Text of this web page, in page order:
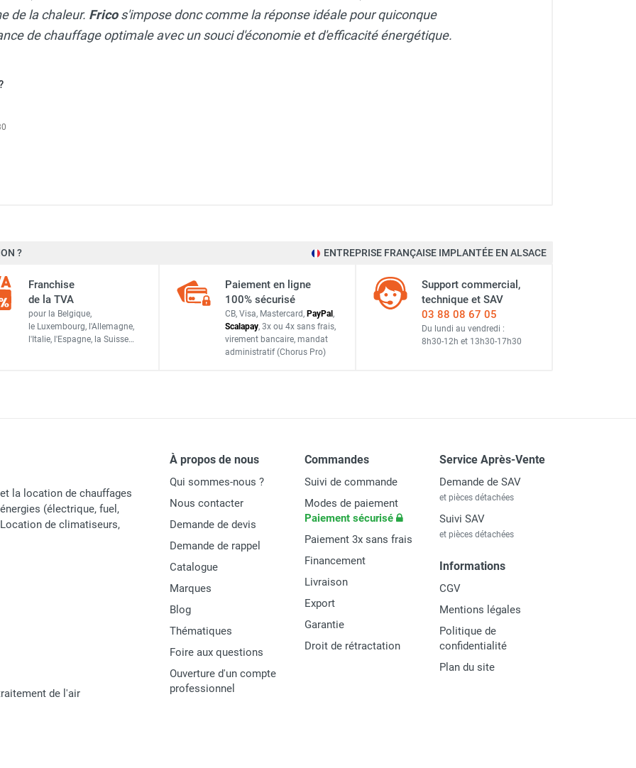
de la chaleur. Fricos'impose donc comme la réponse idéale pour quiconque
de chauffage optimale avec un souci d'économie et d'efficacité énergétique.
720 W
230 V
0,50 m
MIL120W12
? ENTREPRISE FRANÇAISE IMPLANTÉE EN ALSACE
Franchise
de la TVA
pour la Belgique,
le Luxembourg, l'Allemagne,
l'Italie, l'Espagne, la Suisse…
Paiement en ligne
100% sécurisé
CB, Visa, Mastercard, PayPal ,
Scalapay, 3x ou 4x sans frais,
virement bancaire, mandat
administratif (Chorus Pro)
Support commercial,
technique et SAV
03 88 08 67 05
Du lundi au vendredi :
8h30-12h et 13h30-17h30
la location de chauffages
(électrique, fuel,
de climatiseurs,
de l'air
À propos de nous
Qui sommes-nous ?
Nous contacter
Demande de devis
Demande de rappel
Catalogue
Marques
Blog
Thématiques
Foire aux questions
Ouverture d'un compte
professionnel
Commandes
Suivi de commande
Modes de paiement
Paiement sécurisé
Paiement 3x sans frais
Financement
Livraison
Export
Garantie
Droit de rétractation
Service Après-Vente
Demande de SAV
et pièces détachées
Suivi SAV
et pièces détachées
Informations
CGV
Mentions légales
Politique de
confidentialité
Plan du site